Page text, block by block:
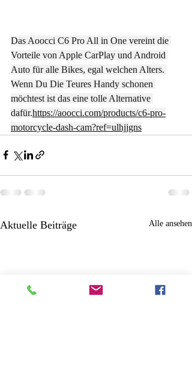
Das Aoocci C6 Pro All in One vereint die
Vorteile von Apple CarPlay und Android
Auto für alle Bikes, egal welchen Alters.
Wenn Du Die Teures Handy schonen
möchtest ist das eine tolle Alternative
dafür.https://aoocci.com/products/c6-pro-
motorcycle-dash-cam?ref=ulhjjgns
Aktuelle Beiträge Alle ansehen